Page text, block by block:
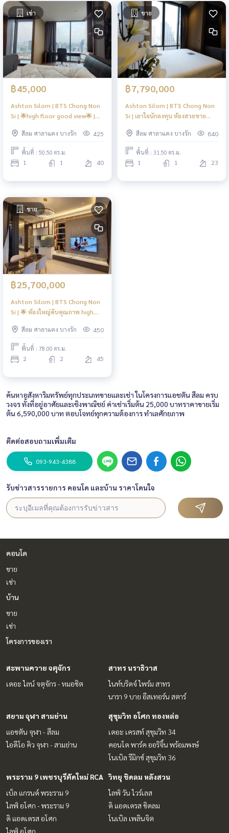
เช่า
฿45,000
Ashton Silom | BTS Chong Non
Si | 🌟high floor good view🌟 |
สีลม ศาลาแดง บางรัก
425
พื้นที่ : 50.50 ตร.ม.
1 1 40
ขาย
฿7,790,000
Ashton Silom | BTS Chong Non
Si | เอาใจนักลงทุน ห้องสวยขาย
สีลม ศาลาแดง บางรัก
840
พื้นที่ : 31.50 ตร.ม.
1 1 23
ขาย
฿25,700,000
Ashton Silom | BTS Chong Non
Si | 🌟 ห้องใหญ่คับคุณภาพ high
สีลม ศาลาแดง บางรัก
450
พื้นที่ : 78.00 ตร.ม.
2 2 45
ค้นหาอสังหาริมทรัพย์ทุกประเภทขายและเช่า ในโครงการแอชตัน สีลม ครบ
วงจร ทั้งที่อยู่อาศัยและเชิงพาณิชย์ ค่าเช่าเริ่มต้น 25,000 บาทราคาขายเริ่ม
ต้น 6,590,000 บาท ตอบโจทย์ทุกความต้องการ ทำเลศักยภาพ
ติดต่อสอบถามเพิ่มเติม
093-943-4388
รับข่าวสารรายการ คอนโด และบ้าน ราคาโดนใจ
คอนโด
ขาย
เช่า
บ้าน
ขาย
เช่า
โครงการของเรา
สะพานควาย จตุจักร
เดอะ ไลน์ จตุจักร - หมอชิต
สาทร นราธิวาส
ไนท์บริดจ์ ไพร์ม สาทร
นารา 9 บาย อีสเทอร์น สตาร์
สยาม จุฬา สามย่าน
แอชตัน จุฬา - สีลม
ไอดีโอ คิว จุฬา - สามย่าน
สุขุมวิท อโศก ทองหล่อ
เดอะ เครสท์ สุขุมวิท 34
คอนโด พาร์ค ออริจิ้น พร้อมพงษ์
โนเบิล รีมิกซ์ สุขุมวิท 36
พระราม 9 เพชรบุรีตัดใหม่ RCA
เบ็ล แกรนด์ พระราม 9
ไลฟ์ อโศก - พระราม 9
ดิ แอดเดรส อโศก
วิทยุ ชิดลม หลังสวน
ไลฟ์ วัน ไวร์เลส
ดิ แอดเดรส ชิดลม
โนเบิล เพลินจิต